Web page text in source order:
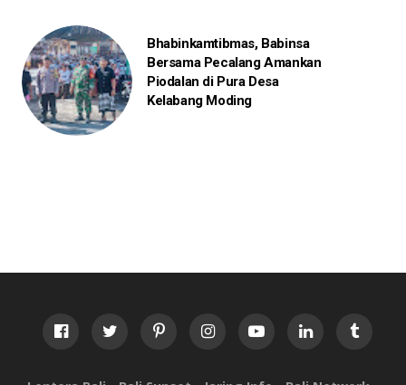
Bhabinkamtibmas, Babinsa
Bersama Pecalang Amankan
Piodalan di Pura Desa
Kelabang Moding